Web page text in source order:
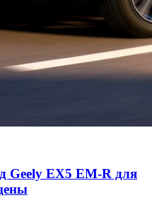
Geely EX5 EM-R для